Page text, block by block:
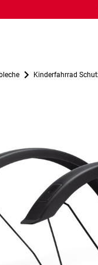
Kinderfahrrad